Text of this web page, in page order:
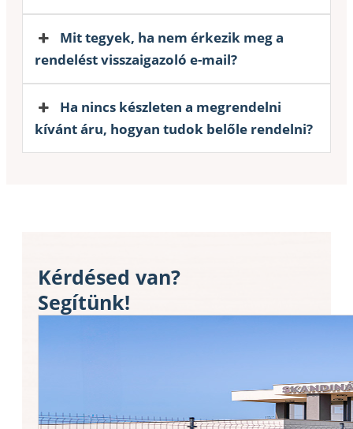
Mit tegyek, ha nem érkezik meg a
rendelést visszaigazoló e-mail?
Ha nincs készleten a megrendelni
kívánt áru, hogyan tudok belőle rendelni?
Kérdésed van?
Segítünk!